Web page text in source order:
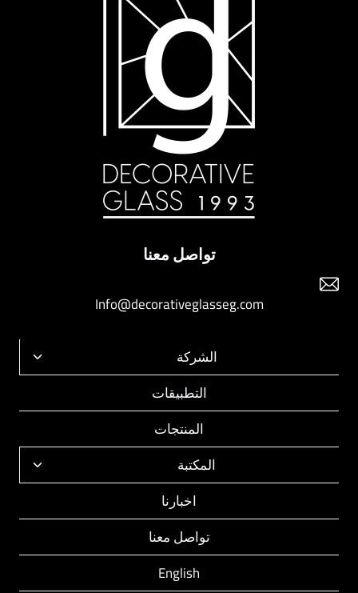
تواصل معنا
Info@decorativeglasseg.com
الشركة
تبديل
الفرعية
التطبيقات
المنتجات
المكتبة
تبديل
الفرعية
اخبارنا
تواصل معنا
English